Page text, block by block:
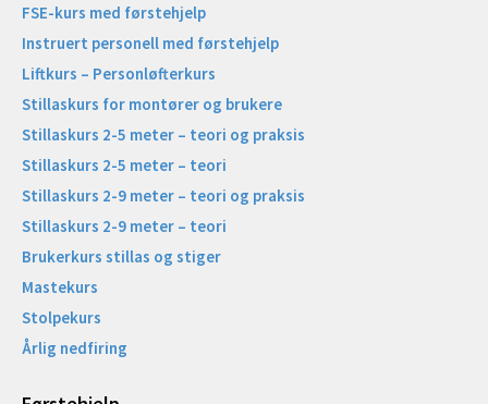
FSE-kurs med førstehjelp
Instruert personell med førstehjelp
Liftkurs – Personløfterkurs
Stillaskurs for montører og brukere
Stillaskurs 2-5 meter – teori og praksis
Stillaskurs 2-5 meter – teori
Stillaskurs 2-9 meter – teori og praksis
Stillaskurs 2-9 meter – teori
Brukerkurs stillas og stiger
Mastekurs
Stolpekurs
Årlig nedfiring